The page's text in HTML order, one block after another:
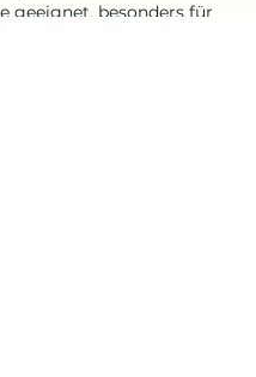
geeignet, besonders für